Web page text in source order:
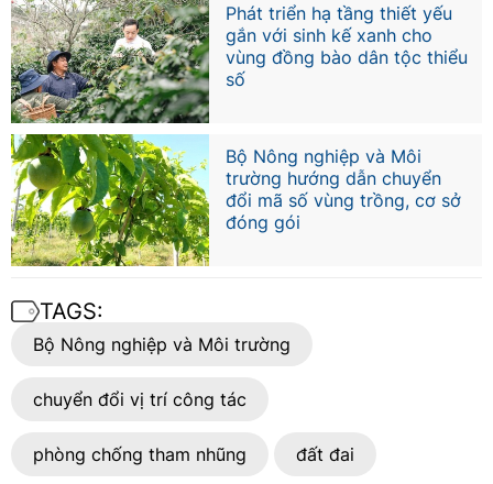
Phát triển hạ tầng thiết yếu
gắn với sinh kế xanh cho
vùng đồng bào dân tộc thiểu
số
Bộ Nông nghiệp và Môi
trường hướng dẫn chuyển
đổi mã số vùng trồng, cơ sở
đóng gói
TAGS:
Bộ Nông nghiệp và Môi trường
chuyển đổi vị trí công tác
phòng chống tham nhũng đất đai